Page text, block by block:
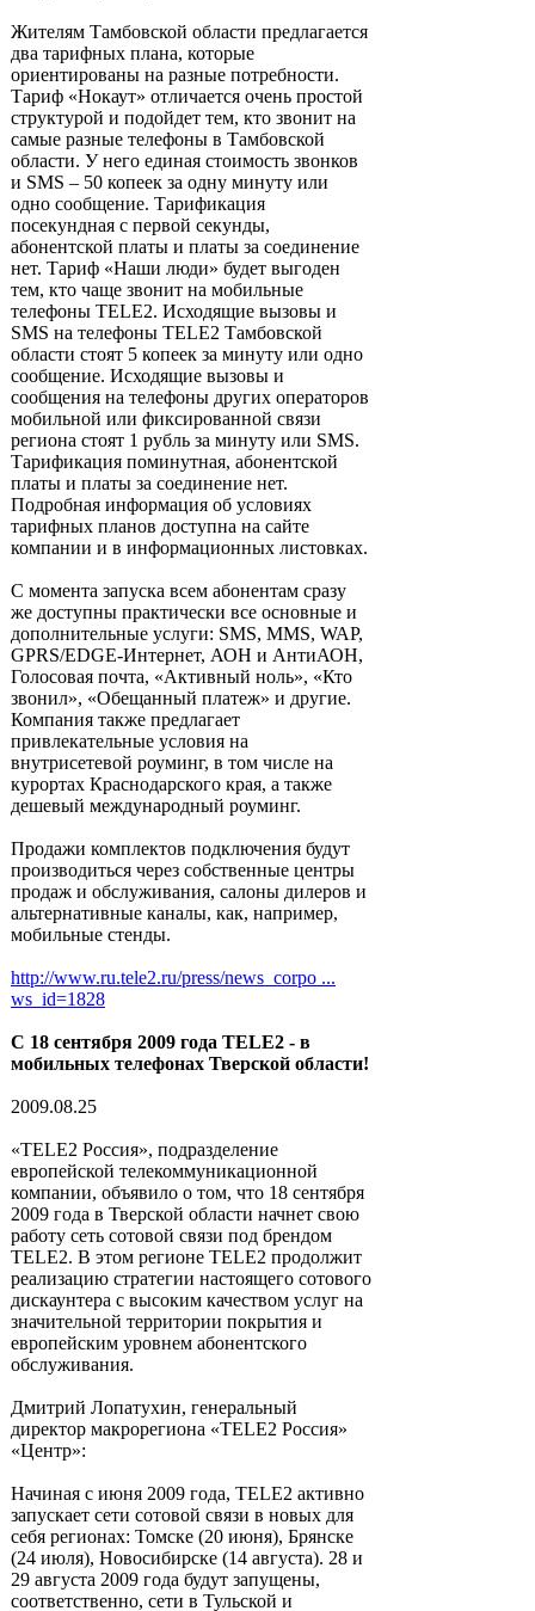
Жителям Тамбовской области предлагается
два тарифных плана, которые
ориентированы на разные потребности.
Тариф «Нокаут» отличается очень простой
структурой и подойдет тем, кто звонит на
самые разные телефоны в Тамбовской
области. У него единая стоимость звонков
и SMS – 50 копеек за одну минуту или
одно сообщение. Тарификация
посекундная с первой секунды,
абонентской платы и платы за соединение
нет. Тариф «Наши люди» будет выгоден
тем, кто чаще звонит на мобильные
телефоны TELE2. Исходящие вызовы и
SMS на телефоны TELE2 Тамбовской
области стоят 5 копеек за минуту или одно
сообщение. Исходящие вызовы и
сообщения на телефоны других операторов
мобильной или фиксированной связи
региона стоят 1 рубль за минуту или SMS.
Тарификация поминутная, абонентской
платы и платы за соединение нет.
Подробная информация об условиях
тарифных планов доступна на сайте
компании и в информационных листовках.
С момента запуска всем абонентам сразу
же доступны практически все основные и
дополнительные услуги: SMS, MMS, WAP,
GPRS/EDGE-Интернет, АОН и АнтиАОН,
Голосовая почта, «Активный ноль», «Кто
звонил», «Обещанный платеж» и другие.
Компания также предлагает
привлекательные условия на
внутрисетевой роуминг, в том числе на
курортах Краснодарского края, а также
дешевый международный роуминг.
Продажи комплектов подключения будут
производиться через собственные центры
продаж и обслуживания, салоны дилеров и
альтернативные каналы, как, например,
мобильные стенды.
http://www.ru.tele2.ru/press/news_corpo ...
ws_id=1828
С 18 сентября 2009 года TELE2 - в
мобильных телефонах Тверской области!
2009.08.25
«TELE2 Россия», подразделение
европейской телекоммуникационной
компании, объявило о том, что 18 сентября
2009 года в Тверской области начнет свою
работу сеть сотовой связи под брендом
TELE2. В этом регионе TELE2 продолжит
реализацию стратегии настоящего сотового
дискаунтера с высоким качеством услуг на
значительной территории покрытия и
европейским уровнем абонентского
обслуживания.
Дмитрий Лопатухин, генеральный
директор макрорегиона «TELE2 Россия»
«Центр»:
Начиная с июня 2009 года, TELE2 активно
запускает сети сотовой связи в новых для
себя регионах: Томске (20 июня), Брянске
(24 июля), Новосибирске (14 августа). 28 и
29 августа 2009 года будут запущены,
соответственно, сети в Тульской и